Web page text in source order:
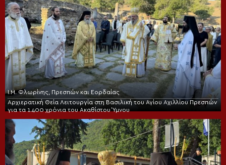
Ι.Μ. Φλωρίνης, Πρεσπών και Εορδαίας
Αρχιερατική Θεία Λειτουργία στη Βασιλική του Αγίου Αχιλλίου Πρεσπών
για τα 1.400 χρόνια του Ακαθίστου Ύμνου